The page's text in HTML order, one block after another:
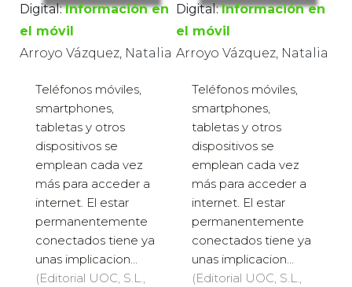
Digital: Información en
el móvil
Arroyo Vázquez, Natalia
Teléfonos móviles,
smartphones,
tabletas y otros
dispositivos se
emplean cada vez
más para acceder a
internet. El estar
permanentemente
conectados tiene ya
unas implicacion...
(Editorial UOC, S.L.,
Digital: Información en
el móvil
Arroyo Vázquez, Natalia
Teléfonos móviles,
smartphones,
tabletas y otros
dispositivos se
emplean cada vez
más para acceder a
internet. El estar
permanentemente
conectados tiene ya
unas implicacion...
(Editorial UOC, S.L.,